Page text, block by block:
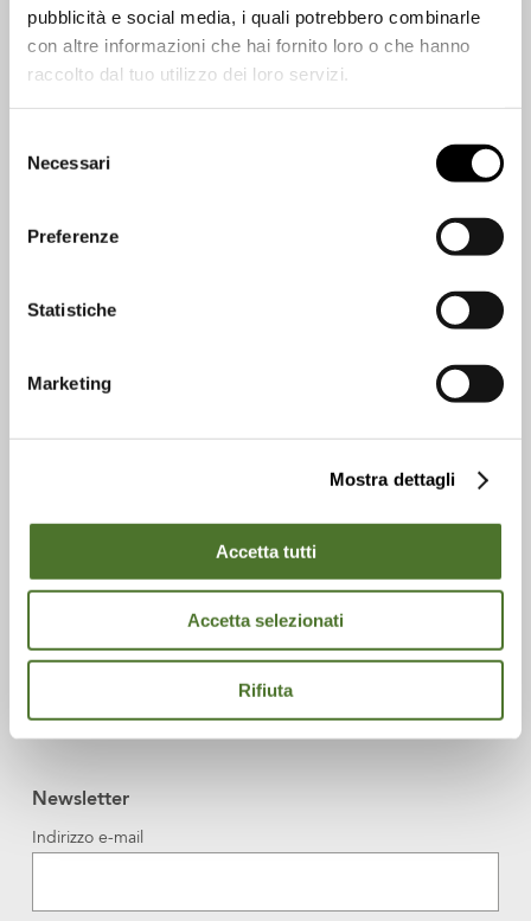
pubblicità e social media, i quali potrebbero combinarle
con altre informazioni che hai fornito loro o che hanno
raccolto dal tuo utilizzo dei loro servizi.
delNecessari
Preferenze
Statistiche
Marketing
Mostra dettagli
Accetta tutti
Accetta selezionati
Rifiuta
Newsletter
Indirizzo e-mail
Vieni a conoscerci meglio